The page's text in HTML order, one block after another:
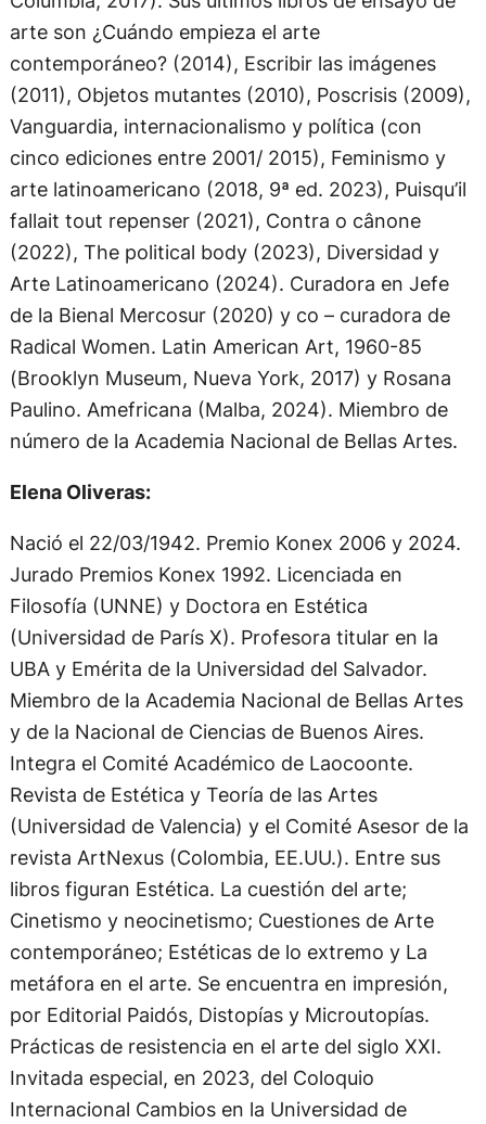
arte son ¿Cuándo empieza el arte
contemporáneo? (2014), Escribir las imágenes
(2011), Objetos mutantes (2010), Poscrisis (2009),
Vanguardia, internacionalismo y política (con
cinco ediciones entre 2001/ 2015), Feminismo y
arte latinoamericano (2018, 9ª ed. 2023), Puisqu’il
fallait tout repenser (2021), Contra o cânone
(2022), The political body (2023), Diversidad y
Arte Latinoamericano (2024). Curadora en Jefe
de la Bienal Mercosur (2020) y co – curadora de
Radical Women. Latin American Art, 1960-85
(Brooklyn Museum, Nueva York, 2017) y Rosana
Paulino. Amefricana (Malba, 2024). Miembro de
número de la Academia Nacional de Bellas Artes.
Elena Oliveras:
Nació el 22/03/1942. Premio Konex 2006 y 2024.
Jurado Premios Konex 1992. Licenciada en
Filosofía (UNNE) y Doctora en Estética
(Universidad de París X). Profesora titular en la
UBA y Emérita de la Universidad del Salvador.
Miembro de la Academia Nacional de Bellas Artes
y de la Nacional de Ciencias de Buenos Aires.
Integra el Comité Académico de Laocoonte.
Revista de Estética y Teoría de las Artes
(Universidad de Valencia) y el Comité Asesor de la
revista ArtNexus (Colombia, EE.UU.). Entre sus
libros figuran Estética. La cuestión del arte;
Cinetismo y neocinetismo; Cuestiones de Arte
contemporáneo; Estéticas de lo extremo y La
metáfora en el arte. Se encuentra en impresión,
por Editorial Paidós, Distopías y Microutopías.
Prácticas de resistencia en el arte del siglo XXI.
Invitada especial, en 2023, del Coloquio
Internacional Cambios en la Universidad de